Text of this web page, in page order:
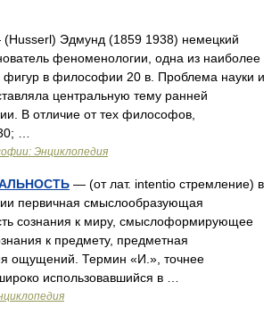
Эдмунд (1859 1938) немецкий
феноменологии, одна из наиболее
фигур в философии 20 в. Проблема науки и
центральную тему ранней
В отличие от тех философов,
…
Энциклопедия
— (от лат. intentio стремление) в
первичная смыслообразующая
сознания к миру, смыслоформирующее
к предмету, предметная
ощущений. Термин «И.», точнее
использовавшийся в …